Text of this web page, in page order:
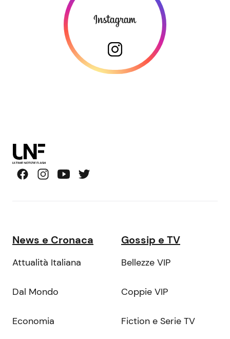
News e Cronaca
Attualità Italiana
Dal Mondo
Economia
Gossip e TV
Bellezze VIP
Coppie VIP
Fiction e Serie TV